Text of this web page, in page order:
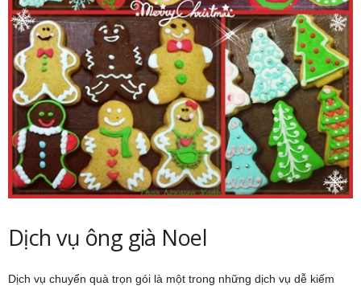
Dịch vụ ông già Noel
Dịch vụ chuyển quà trọn gói là một trong những dịch vụ dễ kiếm